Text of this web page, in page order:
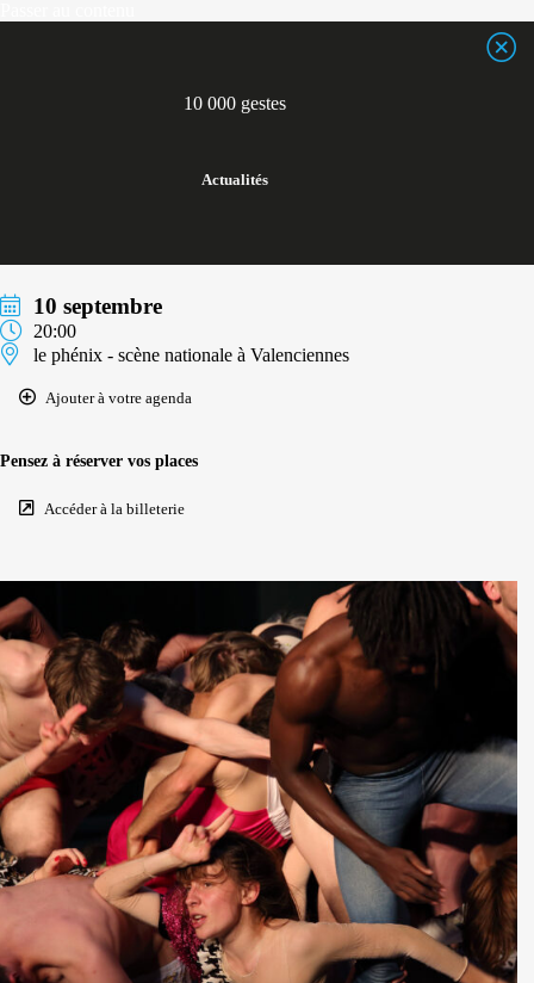
10 000 gestes
Actualités
10 septembre
20:00
le phénix - scène nationale à Valenciennes
Ajouter à votre agenda
Pensez à réserver vos places
Accéder à la billeterie